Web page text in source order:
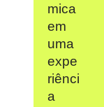
mica
em
uma
expe
riênci
a